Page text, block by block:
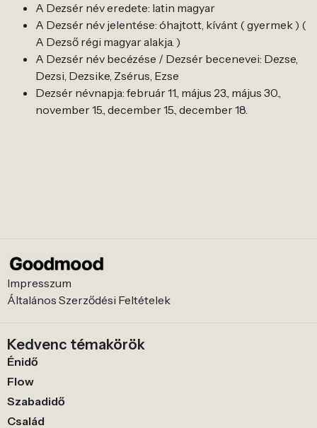
A Dezsér név eredete: latin magyar
A Dezsér név jelentése: óhajtott, kívánt ( gyermek ) (
A Dezső régi magyar alakja. )
A Dezsér név becézése / Dezsér becenevei: Dezse,
Dezsi, Dezsike, Zsérus, Ezse
Dezsér névnapja: február 11., május 23., május 30.,
november 15., december 15., december 18.
Impresszum
Általános Szerződési Feltételek
Kedvenc témakörök
Énidő
Flow
Szabadidő
Család